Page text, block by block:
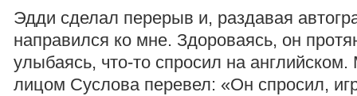
Эдди сделал перерыв и, раздавая
направился ко мне. Здороваясь, он
улыбаясь, что-то спросил на
лицом Суслова перевел: «Он спросил,